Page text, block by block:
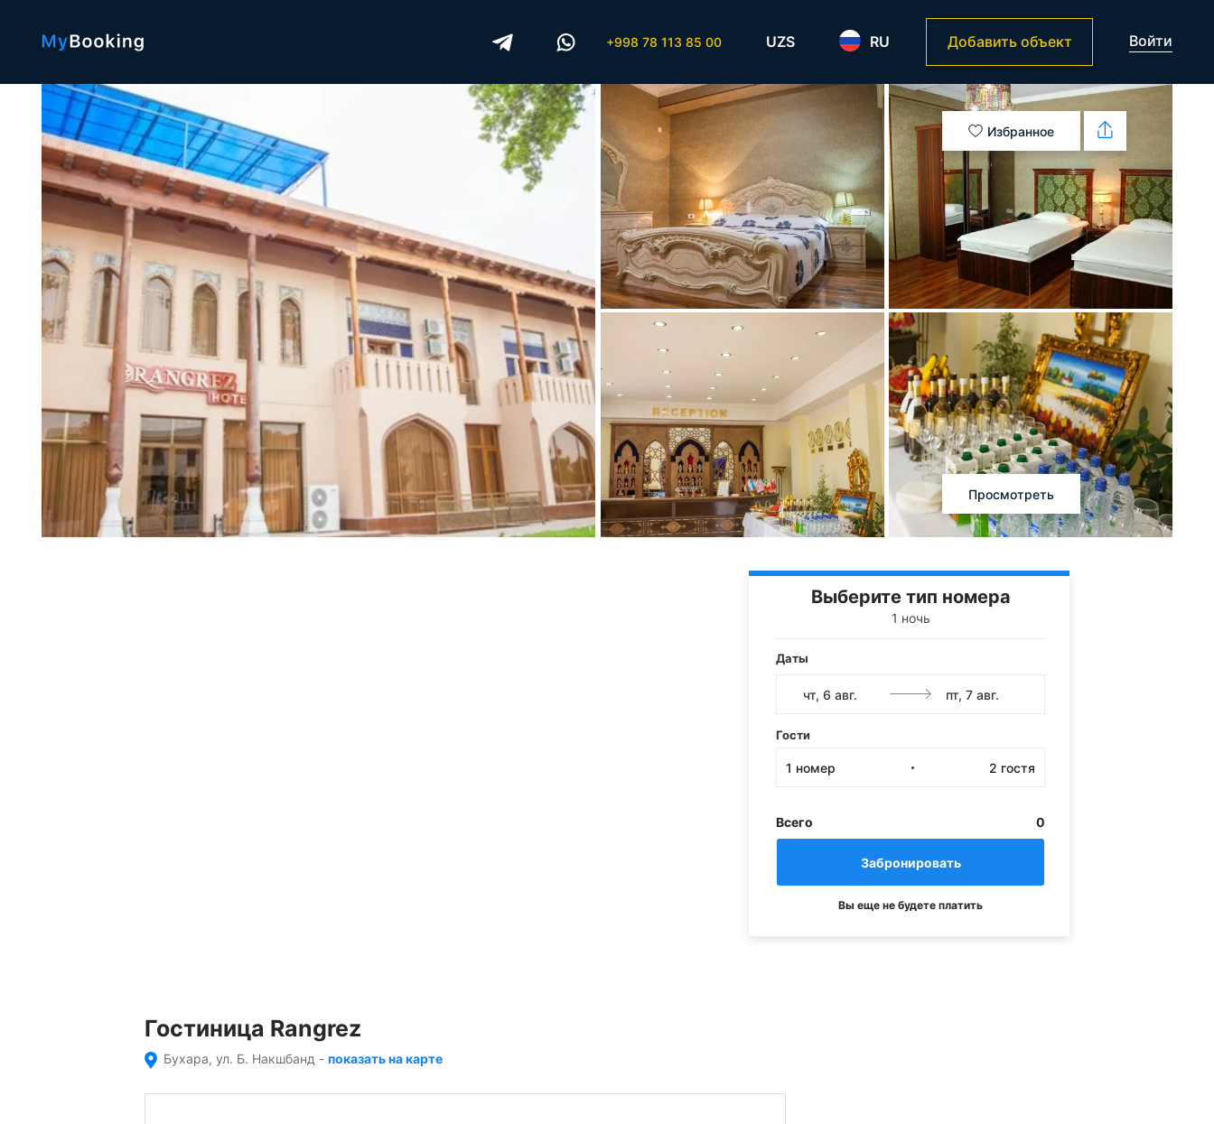
+998 78 113 85 00 UZS RU Добавить объект Войти
Избранное
Просмотреть
Выберите тип номера
1 ночь
Даты
Гости
1 номер 2 гостя
Всего 0
Вы еще не будете платить
Гостиница Rangrez
Бухара, ул. Б. Накшбанд - показать на карте